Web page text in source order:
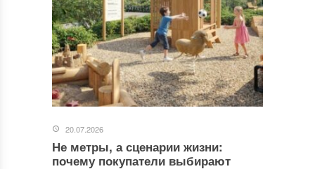
20.07.2026
Не метры, а сценарии жизни:
почему покупатели выбирают